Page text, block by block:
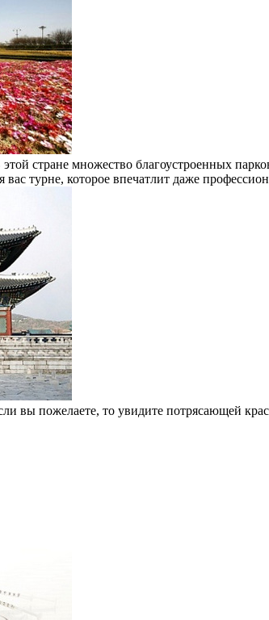
стране множество благоустроенных
турне, которое впечатлит даже
вы пожелаете, то увидите потрясающей